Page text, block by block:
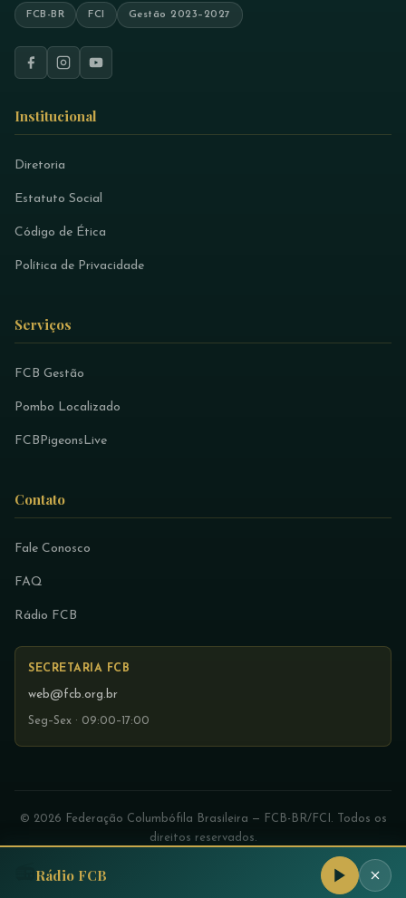
FCB-BR FCI Gestão 2023–2027
Institucional
Diretoria
Estatuto Social
Código de Ética
Política de Privacidade
Serviços
FCB Gestão
Pombo Localizado
FCBPigeonsLive
Contato
Fale Conosco
FAQ
Rádio FCB
SECRETARIA FCB
web@fcb.org.br
Seg–Sex · 09:00–17:00
© 2026 Federação Columbófila Brasileira — FCB-BR/FCI. Todos os
direitos reservados.
para a columbofilia
Rádio FCB